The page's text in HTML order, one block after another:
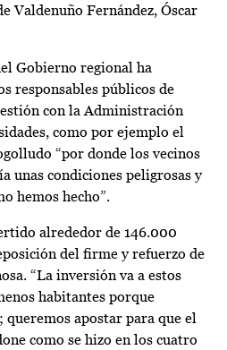
Valdenuño Fernández, Óscar
Gobierno regional ha
responsables públicos de
con la Administración
como por ejemplo el
“por donde los vecinos
unas condiciones peligrosas y
hemos hecho”.
alrededor de 146.000
del firme y refuerzo de
“La inversión va a estos
habitantes porque
apostar para que el
como se hizo en los cuatro